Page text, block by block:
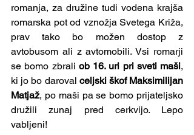
romanja, za družine tudi vodena krajša
romarska pot od vznožja Svetega Križa,
prav tako bo možen dostop z
avtobusom ali z avtomobili. Vsi romarji
se bomo zbrali ob 16. uri pri sveti maši,
ki jo bo daroval celjski škof Maksimilijan
Matjaž, po maši pa se bomo prijateljsko
družili zunaj pred cerkvijo. Lepo
vabljeni!